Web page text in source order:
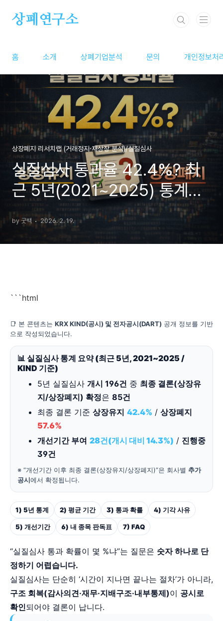
상폐연구소
홈 소개 상폐기업분석 문의 개인정보처
상장폐지 리서치랩 (거래정지·재상장 분석)/실질심사
실질심사 통과율 42.4%? 최
근 5년(2021~2025) 통계로
보는 상장유지·상장폐지 확률
+ 개선기간 (2026)
by 굿백 2026. 2. 19.
```html
📑 본 콘텐츠는 KRX KIND(공시) 및 전자공시(DART) 공개 정보를 기반
으로 작성되었습니다.
📊 실질심사 통계 요약 (최근 5년, 2021~2025 /
KIND 기준)
5년 실질심사 개시 196건 중 최종 결론(상장유
지/상장폐지) 확정은 85건
최종 결론 기준 상장유지 42.4% / 상장폐지
57.6%
개선기간 부여 28건(개시 대비 14.3%) / 진행중
39건
※ “개선기간 이후 최종 결론(상장유지/상장폐지)”은 회사별 추가
공시에서 확정됩니다.
1) 5년 통계 2) 평균 기간 3) 통과 확률 4) 기각 사유
5) 개선기간 6) 내 종목 판독표 7) FAQ
“실질심사 통과 확률이 몇 %냐”는 질문은 숫자 하나로 단
정하기 어렵습니다.
실질심사는 단순히 ‘시간이 지나면 끝나는 절차’가 아니라,
구조 회복(감사의견·재무·지배구조·내부통제)이 공시로
확인되어야 결론이 납니다.